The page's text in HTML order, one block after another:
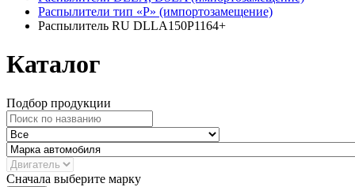
Распылители тип «Р» (импортозамещение)
Распылитель RU DLLA150P1164+
Каталог
Подбор продукции
Сначала выберите марку